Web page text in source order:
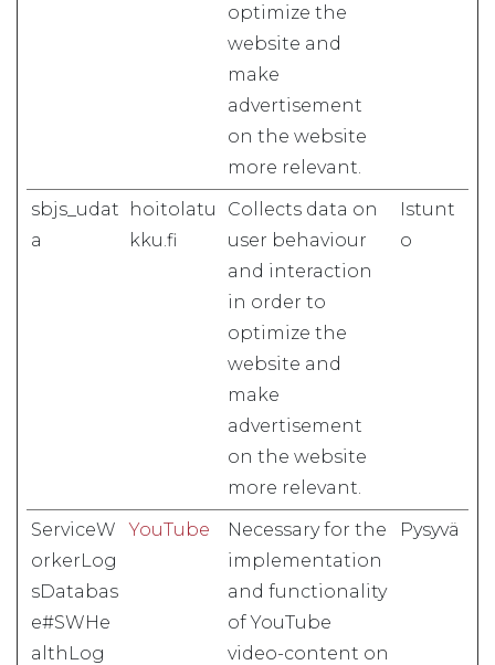
optimize the
website and
make
advertisement
on the website
more relevant.
sbjs_udat
a
hoitolatu
kku.fi
Collects data on
user behaviour
and interaction
in order to
optimize the
website and
make
advertisement
on the website
more relevant.
Istunt
o
ServiceW
orkerLog
sDatabas
e#SWHe
althLog
YouTube
Necessary for the
implementation
and functionality
of YouTube
video-content on
Pysyvä